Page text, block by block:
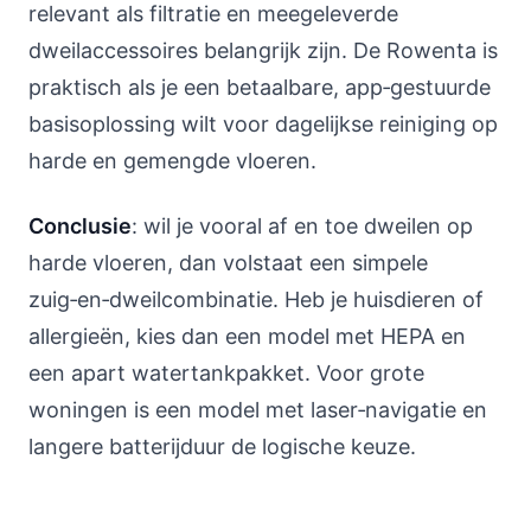
relevant als filtratie en meegeleverde
dweilaccessoires belangrijk zijn. De Rowenta is
praktisch als je een betaalbare, app‑gestuurde
basisoplossing wilt voor dagelijkse reiniging op
harde en gemengde vloeren.
Conclusie: wil je vooral af en toe dweilen op
harde vloeren, dan volstaat een simpele
zuig‑en‑dweilcombinatie. Heb je huisdieren of
allergieën, kies dan een model met HEPA en
een apart watertankpakket. Voor grote
woningen is een model met laser‑navigatie en
langere batterijduur de logische keuze.